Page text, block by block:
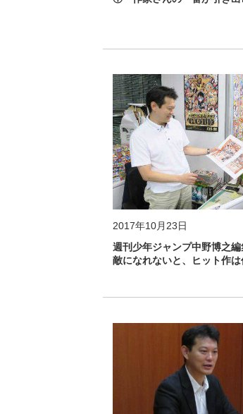
2017年10月23日
週刊少年ジャンプ中野博之
敵になれないと、ヒット作は